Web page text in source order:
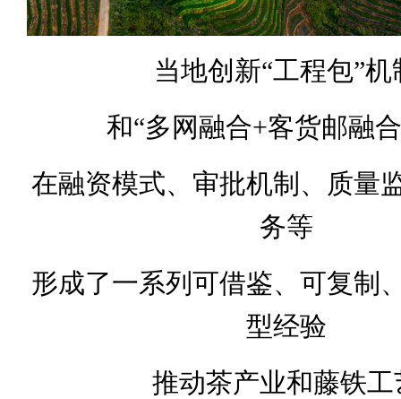
当地创新“工程包”机
和“多网融合+客货邮融
在融资模式、审批机制、质量
务等
形成了一系列可借鉴、可复制
型经验
推动茶产业和藤铁工